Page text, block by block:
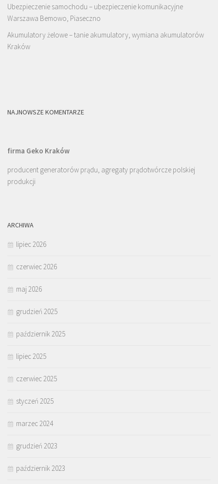
Ubezpieczenie samochodu – ubezpieczenie komunikacyjne
Warszawa Bemowo, Piaseczno
Akumulatory żelowe – tanie akumulatory, wymiana akumulatorów
Kraków
NAJNOWSZE KOMENTARZE
firma Geko Kraków
producent generatorów prądu, agregaty prądotwórcze polskiej
produkcji
ARCHIWA
lipiec 2026
czerwiec 2026
maj 2026
grudzień 2025
październik 2025
lipiec 2025
czerwiec 2025
styczeń 2025
marzec 2024
grudzień 2023
październik 2023